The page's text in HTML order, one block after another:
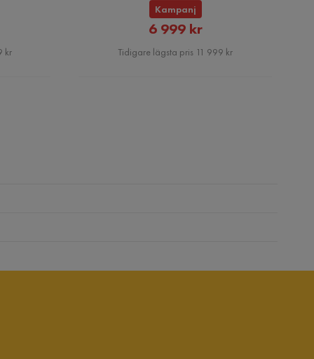
kr
Kampanj
Rabatterat
Pris
6 999 kr
Tidigare lägsta pris 11 999 kr